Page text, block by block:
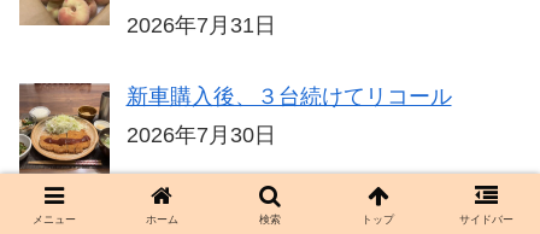
2026年7月31日
新車購入後、３台続けてリコール
2026年7月30日
メニュー ホーム 検索 トップ サイドバー